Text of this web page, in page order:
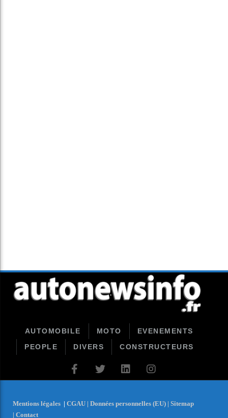
AUTOMOBILE MOTO
EVENEMENTS
PEOPLE
DIVERS CONSTRUCTEURS
Mentions légales | CGAU | Données personnelles (EU) | Sitemap
| Contact